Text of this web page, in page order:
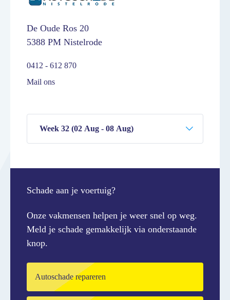
De Oude Ros 20
5388 PM Nistelrode
0412 - 612 870
Mail ons
Schade aan je voertuig?
Onze vakmensen helpen je weer snel op weg.
Meld je schade gemakkelijk via onderstaande
knop.
Autoschade repareren